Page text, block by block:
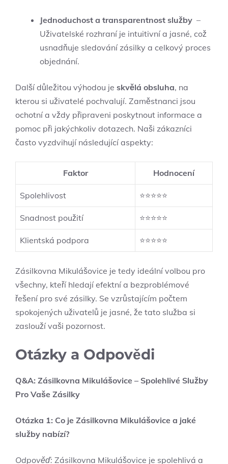
Jednoduchost a ⁣transparentnost služby ⁣ –
Uživatelské ​rozhraní je intuitivní a jasné, což
usnadňuje sledování zásilky a celkový proces
‌objednání.
Další⁢ důležitou ‍výhodou je skvělá obsluha, ‌na
kterou si uživatelé pochvalují. Zaměstnanci jsou
ochotní a vždy připraveni⁢ poskytnout informace⁢ a
‍pomoc při ‍jakýchkoliv dotazech. ‍Naši zákazníci
často‍ vyzdvihují následující aspekty:
Faktor Hodnocení
Spolehlivost ⭐⭐⭐⭐⭐
Snadnost použití ⭐⭐⭐⭐⭐
Klientská podpora ⭐⭐⭐⭐⭐
Zásilkovna Mikulášovice je⁢ tedy ideální volbou pro
všechny, kteří hledají efektní a bezproblémové
řešení‍ pro své zásilky. Se vzrůstajícím počtem
spokojených uživatelů je jasné, že⁤ tato služba si
zaslouží vaši pozornost.
Otázky a Odpovědi
Q&A:‌ Zásilkovna Mikulášovice – Spolehlivé Služby
Pro Vaše Zásilky
Otázka 1: Co je Zásilkovna‌ Mikulášovice a jaké
služby nabízí?
Odpověď: Zásilkovna Mikulášovice je​ spolehlivá a